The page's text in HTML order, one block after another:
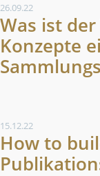
26.09.22
Was ist
Konzepte
15.12.22
How to